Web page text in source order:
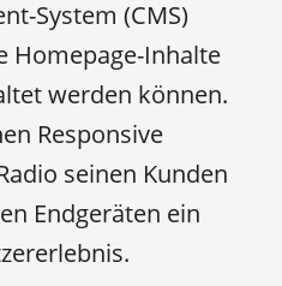
System (CMS)
Homepage-Inhalte
werden können.
Responsive
seinen Kunden
Endgeräten ein